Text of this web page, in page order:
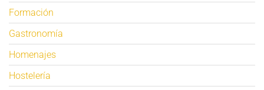
Formación
Gastronomía
Homenajes
Hostelería